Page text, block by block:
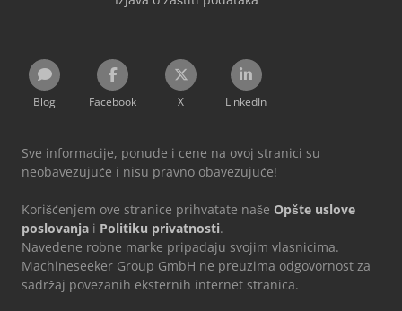
Blog Facebook X LinkedIn
Sve informacije, ponude i cene na ovoj stranici su
neobavezujuće i nisu pravno obavezujuće!
Korišćenjem ove stranice prihvatate naše Opšte uslove
poslovanja i Politiku privatnosti.
Navedene robne marke pripadaju svojim vlasnicima.
Machineseeker Group GmbH ne preuzima odgovornost za
sadržaj povezanih eksternih internet stranica.